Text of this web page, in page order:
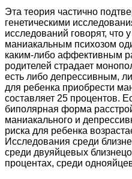
Эта теория частично
генетическими
исследований говорят, что
маниакальным психозом
каким-либо аффективным
родителей страдает
есть либо депрессивным,
для ребенка приобрести
составляет 25 процентов.
биполярная форма
маниакального и
риска для ребенка
Исследования среди
среди двуяйцевых
процентах, среди